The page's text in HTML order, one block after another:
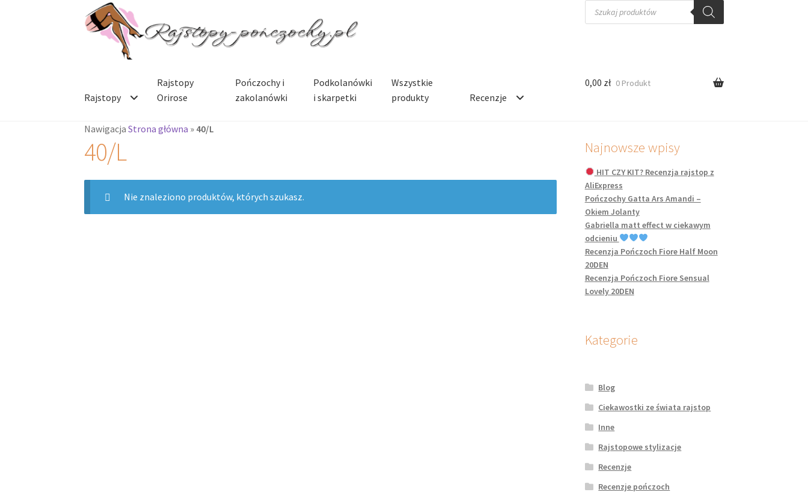
Przejdź
do
nawigacji
Przejdź
do
treści
Wyszukiwarka
produktów
Rajstopy
Rajstopy
Orirose
Pończochy i
zakolanówki
Podkolanówki
i skarpetki
Wszystkie
produkty
Recenzje
0,00 zł 0 Produkt
NawigacjaStrona główna » 40/L
40/L
Nie znaleziono produktów, których szukasz.
Najnowsze wpisy
HIT CZY KIT? Recenzja rajstop z
AliExpress
Pończochy Gatta Ars Amandi –
Okiem Jolanty
Gabriella matt effect w ciekawym
odcieniu
Recenzja Pończoch Fiore Half Moon
20DEN
Recenzja Pończoch Fiore Sensual
Lovely 20DEN
Kategorie
Blog
Ciekawostki ze świata rajstop
Inne
Rajstopowe stylizacje
Recenzje
Recenzje pończoch